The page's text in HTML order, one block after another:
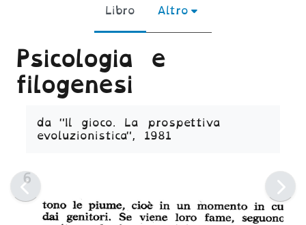
Libro Altro
Psicologia e
filogenesi
da "Il gioco. La prospettiva
evoluzionistica", 1981
6